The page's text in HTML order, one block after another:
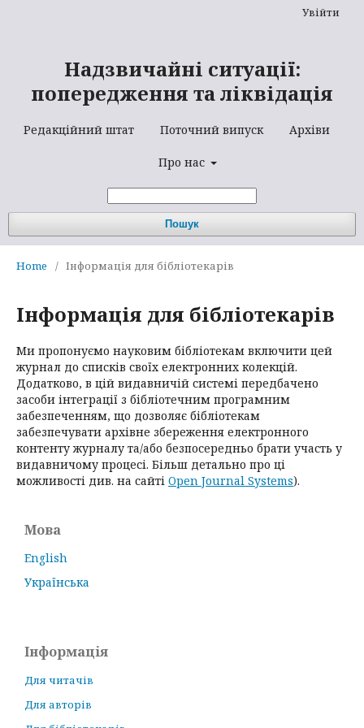
Надзвичайні ситуації:
попередження та ліквідація
Редакційний штат Поточний випуск Архіви
Про нас
Пошук
Увійти
Home / Інформація для бібліотекарів
Інформація для бібліотекарів
Ми пропонуємо науковим бібліотекам включити цей
журнал до списків своїх електронних колекцій.
Додатково, в цій видавничій системі передбачено
засоби інтеграції з бібліотечним програмним
забезпеченням, що дозволяє бібліотекам
забезпечувати архівне збереження електронного
контенту журналу та/або безпосередньо брати участь у
видавничому процесі. Більш детально про ці
можливості див. на сайті Open Journal Systems).
Мова
English
Українська
Інформація
Для читачів
Для авторів